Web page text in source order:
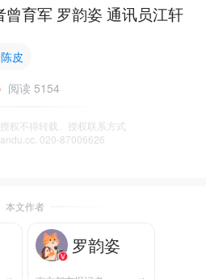
育军 罗韵姿 通讯员江轩
皮
阅读 5154
权不得转载、授权联系方式
020-87006626
本文作者
罗韵姿